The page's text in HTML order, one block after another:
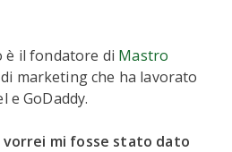
è il fondatore di Mastro
marketing che ha lavorato
e GoDaddy.
vorrei mi fosse stato dato